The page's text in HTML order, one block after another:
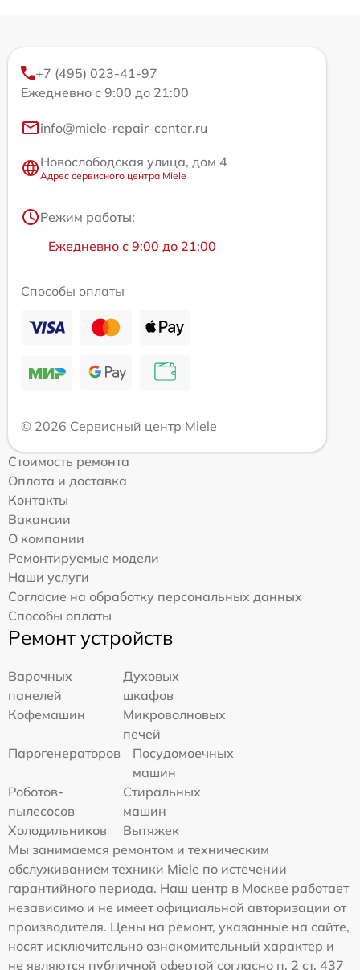
+7 (495) 023-41-97
Ежедневно с 9:00 до 21:00
info@miele-repair-center.ru
Новослободская улица, дом 4
Адрес сервисного центра Miele
Режим работы:
Ежедневно с 9:00 до 21:00
Способы оплаты
© 2026 Сервисный центр Miele
Стоимость ремонта
Оплата и доставка
Контакты
Вакансии
О компании
Ремонтируемые модели
Наши услуги
Согласие на обработку персональных данных
Способы оплаты
Ремонт устройств
Варочных
панелей
Духовых
шкафов
Кофемашин
Микроволновых
печей
Парогенераторов
Посудомоечных
машин
Роботов-
пылесосов
Стиральных
машин
Холодильников
Вытяжек
Мы занимаемся ремонтом и техническим
обслуживанием техники Miele по истечении
гарантийного периода. Наш центр в Москве работает
независимо и не имеет официальной авторизации от
производителя. Цены на ремонт, указанные на сайте,
носят исключительно ознакомительный характер и
не являются публичной офертой согласно п. 2 ст. 437